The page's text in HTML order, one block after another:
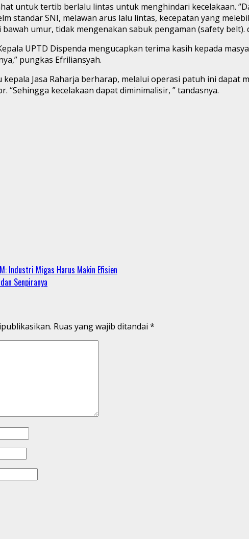
untuk tertib berlalu lintas untuk menghindari kecelakaan.
standar SNI, melawan arus lalu lintas, kecepatan yang
umur, tidak mengenakan sabuk pengaman (safety
UPTD Dispenda mengucapkan terima kasih kepada
pungkas Efriliansyah.
Jasa Raharja berharap, melalui operasi patuh ini
“Sehingga kecelakaan dapat diminimalisir, ” tandasnya.
Industri Migas Harus Makin Efisien
Senpiranya
Ruas yang wajib ditandai *